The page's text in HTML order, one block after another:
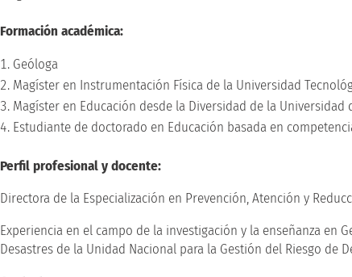
Formación académica:
Geóloga
Magíster en Instrumentación Física de la Universidad
Magíster en Educación desde la Diversidad de la Universidad
Estudiante de doctorado en Educación basada en
Perfil profesional y docente:
Directora de la Especialización en Prevención, Atención y
Experiencia en el campo de la investigación y la enseñanza en
Desastres de la Unidad Nacional para la Gestión del Riesgo de